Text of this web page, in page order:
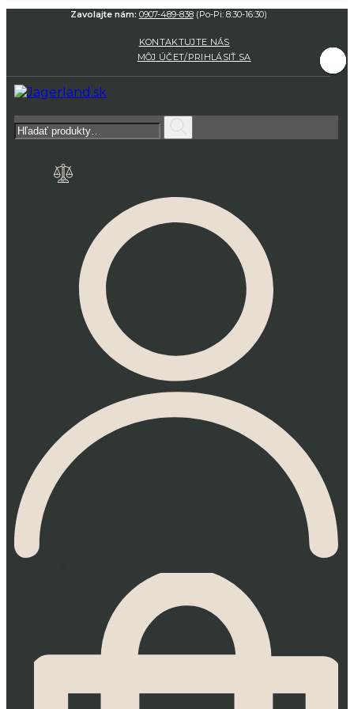
Zavolajte nám: 0907-489-838(Po-Pi: 8:30-16:30)
KONTAKTUJTE NÁS
MÔJ ÚČET/PRIHLÁSIŤ SA
Hľadať: